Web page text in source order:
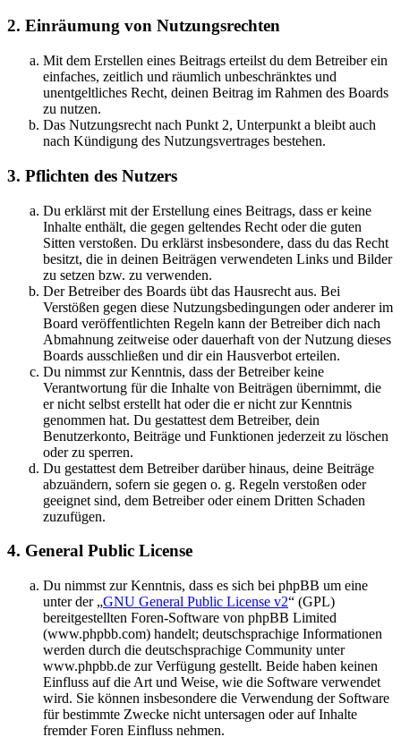
2. Einräumung von Nutzungsrechten
Mit dem Erstellen eines Beitrags erteilst du dem Betreiber ein
einfaches, zeitlich und räumlich unbeschränktes und
unentgeltliches Recht, deinen Beitrag im Rahmen des Boards
zu nutzen.
Das Nutzungsrecht nach Punkt 2, Unterpunkt a bleibt auch
nach Kündigung des Nutzungsvertrages bestehen.
3. Pflichten des Nutzers
Du erklärst mit der Erstellung eines Beitrags, dass er keine
Inhalte enthält, die gegen geltendes Recht oder die guten
Sitten verstoßen. Du erklärst insbesondere, dass du das Recht
besitzt, die in deinen Beiträgen verwendeten Links und Bilder
zu setzen bzw. zu verwenden.
Der Betreiber des Boards übt das Hausrecht aus. Bei
Verstößen gegen diese Nutzungsbedingungen oder anderer im
Board veröffentlichten Regeln kann der Betreiber dich nach
Abmahnung zeitweise oder dauerhaft von der Nutzung dieses
Boards ausschließen und dir ein Hausverbot erteilen.
Du nimmst zur Kenntnis, dass der Betreiber keine
Verantwortung für die Inhalte von Beiträgen übernimmt, die
er nicht selbst erstellt hat oder die er nicht zur Kenntnis
genommen hat. Du gestattest dem Betreiber, dein
Benutzerkonto, Beiträge und Funktionen jederzeit zu löschen
oder zu sperren.
Du gestattest dem Betreiber darüber hinaus, deine Beiträge
abzuändern, sofern sie gegen o. g. Regeln verstoßen oder
geeignet sind, dem Betreiber oder einem Dritten Schaden
zuzufügen.
4. General Public License
Du nimmst zur Kenntnis, dass es sich bei phpBB um eine
unter der „GNU General Public License v2“ (GPL)
bereitgestellten Foren-Software von phpBB Limited
(www.phpbb.com) handelt; deutschsprachige Informationen
werden durch die deutschsprachige Community unter
www.phpbb.de zur Verfügung gestellt. Beide haben keinen
Einfluss auf die Art und Weise, wie die Software verwendet
wird. Sie können insbesondere die Verwendung der Software
für bestimmte Zwecke nicht untersagen oder auf Inhalte
fremder Foren Einfluss nehmen.